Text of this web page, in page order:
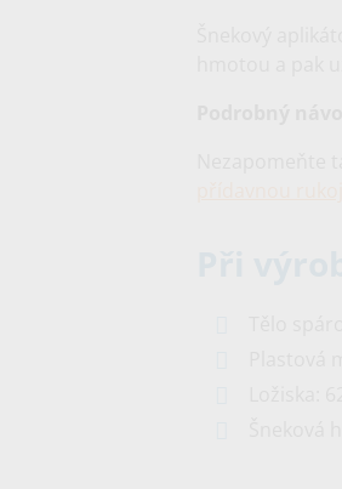
Šnekový
hmotou a pak
Podrobný
Při
Tělo
Ložiska: